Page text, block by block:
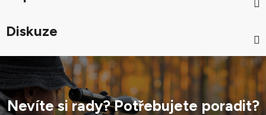
Diskuze
Nevíte si rady? Potřebujete poradit?